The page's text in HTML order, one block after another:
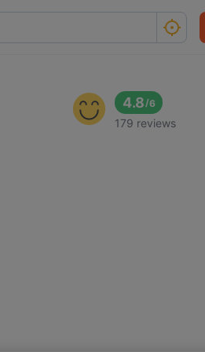
4.8/6
179 reviews